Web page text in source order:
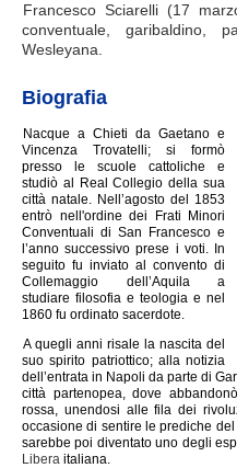
Francesco Sciarelli (17
conventuale, garibaldino,
Wesleyana.
Biografia
Nacque a Chieti da Gaetano e
Vincenza Trovatelli; si formò
presso le scuole cattoliche e
studiò al Real Collegio della sua
città natale. Nell’agosto del 1853
entrò nell'ordine dei Frati Minori
Conventuali di San Francesco e
l’anno successivo prese i voti. In
seguito fu inviato al convento di
Collemaggio dell’Aquila a
studiare filosofia e teologia e nel
1860 fu ordinato sacerdote.
A quegli anni risale la nascita del
suo spirito patriottico; alla notizia
dell’entrata in Napoli da parte di
città partenopea, dove
rossa, unendosi alle fila dei
occasione di sentire le prediche
sarebbe poi diventato uno degli
Libera italiana.